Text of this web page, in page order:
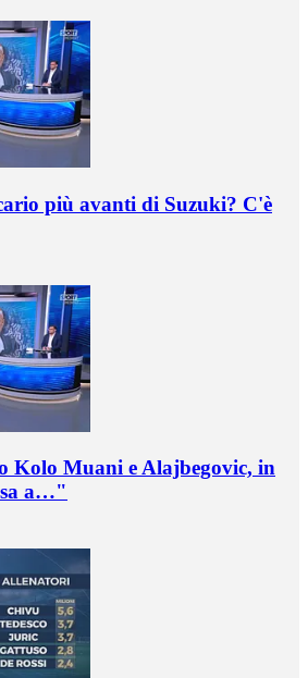
più avanti di Suzuki? C'è
Kolo Muani e Alajbegovic, in
a…"